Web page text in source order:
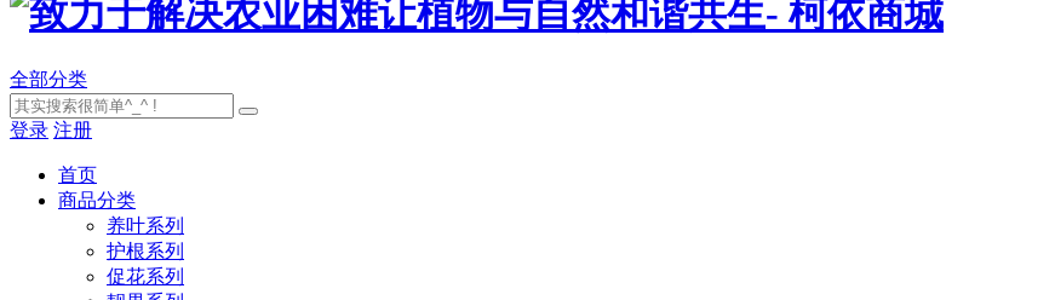
全部分类
登录 注册
首页
商品分类
养叶系列
护根系列
促花系列